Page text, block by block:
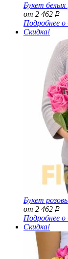
Букет белых
от 2 462 Р
Подробнее о
Скидка!
Букет
от 2 462 Р
Подробнее о
Скидка!